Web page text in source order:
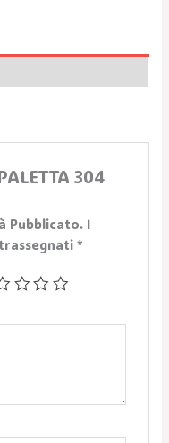
304
Pubblicato. I
*